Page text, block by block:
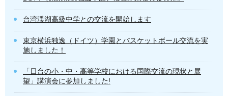
台湾渓湖高級中学との交流を開始します
東京横浜独逸（ドイツ）学園とバスケットボール交流を実
施しました！
「日台の小・中・高等学校における国際交流の現状と展
望」講演会に参加しました!